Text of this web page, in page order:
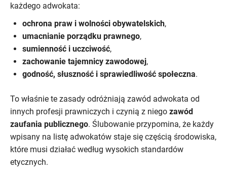
każdego adwokata:
ochrona praw i wolności obywatelskich,
umacnianie porządku prawnego,
sumienność i uczciwość,
zachowanie tajemnicy zawodowej,
godność, słuszność i sprawiedliwość społeczna.
To właśnie te zasady odróżniają zawód adwokata od
innych profesji prawniczych i czynią z niego zawód
zaufania publicznego. Ślubowanie przypomina, że każdy
wpisany na listę adwokatów staje się częścią środowiska,
które musi działać według wysokich standardów
etycznych.